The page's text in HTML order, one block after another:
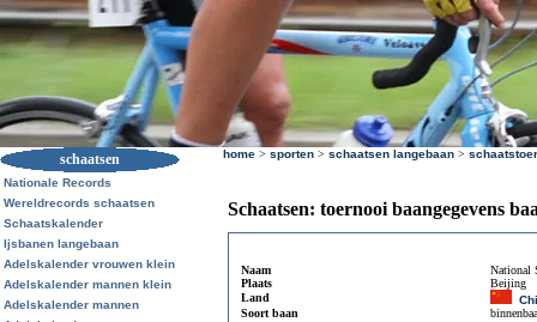
schaatsen
Nationale Records
Wereldrecords schaatsen
Schaatskalender
Ijsbanen langebaan
Adelskalender vrouwen klein
Adelskalender mannen klein
Adelskalender mannen
home > sporten > schaatsen langebaan >
Schaatsen: toernooi baangegevens
Naam
National
Plaats
Beijing
Land
Soort baan